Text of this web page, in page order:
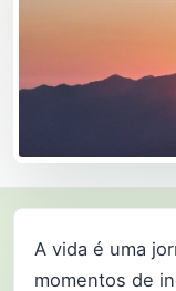
A vida é uma
momentos de